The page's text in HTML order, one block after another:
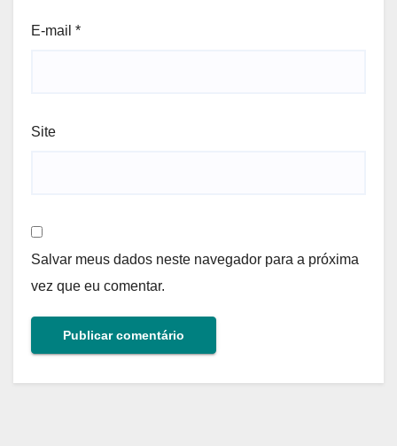
E-mail *
Site
Salvar meus dados neste navegador para a próxima
vez que eu comentar.